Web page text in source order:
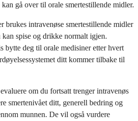
gå over til orale smertestillende midler.
brukes intravenøse smertestillende midler
spise og drikke normalt igjen.
bytte deg til orale medisiner etter hvert
ditt kommer tilbake til
om du fortsatt trenger intravenøs
smertenivået ditt, generell bedring og
munnen. De vil også vurdere